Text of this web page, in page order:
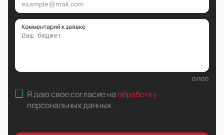
Комментарий к заявке
0/100
Я даю свое согласие наобработку
персональных данных.